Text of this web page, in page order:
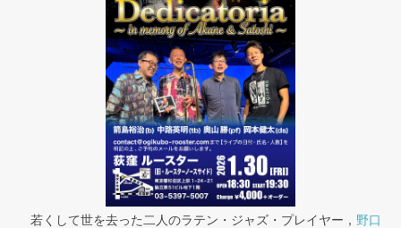
若くして世を去った二人のラテン・ジャズ・プレイヤー， 野口